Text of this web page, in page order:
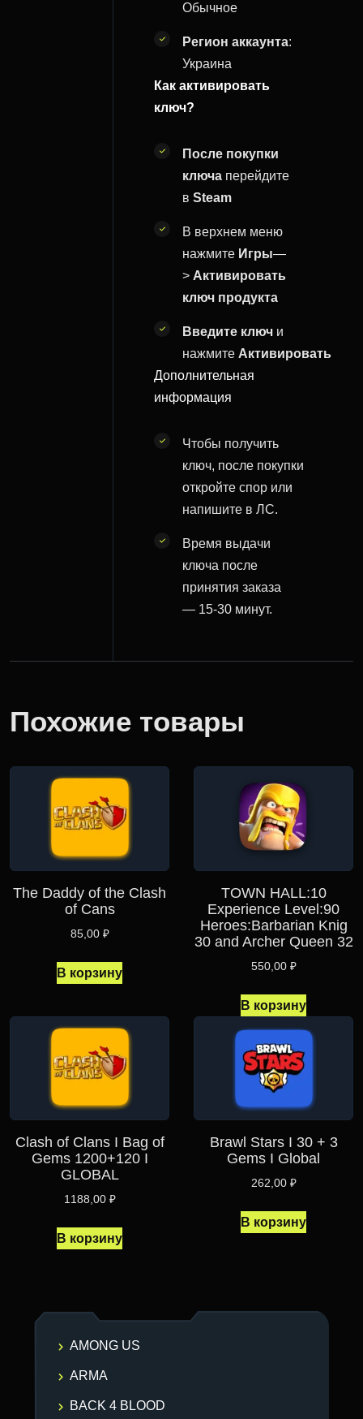
Обычное
Регион аккаунта:
Украина
Как активировать
ключ?
После покупки
ключа перейдите
вSteam
В верхнем меню
нажмите Игры—
> Активировать
ключ продукта
Введите ключ и
нажмите Активировать
Дополнительная
информация
Чтобы получить
ключ, после покупки
откройте спор или
напишите в ЛС.
Время выдачи
ключа после
принятия заказа
— 15-30 минут.
Похожие товары
The Daddy of the Clash
of Cans
85,00 ₽
В корзину
TOWN HALL:10
Experience Level:90
Heroes:Barbarian Knig
30 and Archer Queen 32
550,00 ₽
В корзину
Clash of Clans I Bag of
Gems 1200+120 I
GLOBAL
1188,00 ₽
В корзину
Brawl Stars I 30 + 3
Gems I Global
262,00 ₽
В корзину
AMONG US
ARMA
BACK 4 BLOOD